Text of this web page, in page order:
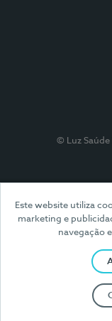
Este website utiliza
marketing e
navegação
© Luz Saúde